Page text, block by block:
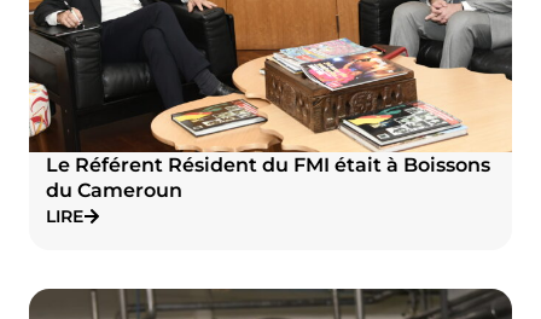
Le Référent Résident du FMI était à Boissons
du Cameroun
LIRE